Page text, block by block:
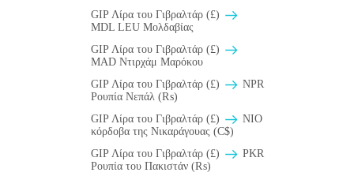
GIP Λίρα του Γιβραλτάρ (£)
MDL LEU Μολδαβίας
GIP Λίρα του Γιβραλτάρ (£)
MAD Ντιρχάμ Μαρόκου
GIP Λίρα του Γιβραλτάρ (£)
NPR
Ρουπία Νεπάλ (₨)
GIP Λίρα του Γιβραλτάρ (£)
NIO
κόρδοβα της Νικαράγουας (C$)
GIP Λίρα του Γιβραλτάρ (£)
PKR
Ρουπία του Πακιστάν (₨)